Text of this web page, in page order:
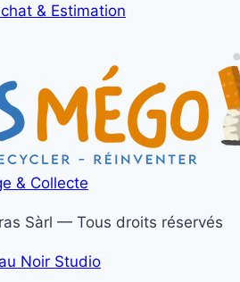
& Estimation
& Collecte
Sàrl — Tous droits réservés
Noir Studio